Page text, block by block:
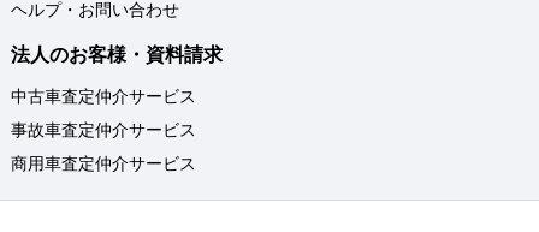
ヘルプ・お問い合わせ
法人のお客様・資料請求
中古車査定仲介サービス
事故車査定仲介サービス
商用車査定仲介サービス